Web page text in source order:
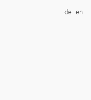
de en